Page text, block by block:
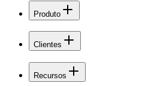
Produto
Clientes
Recursos